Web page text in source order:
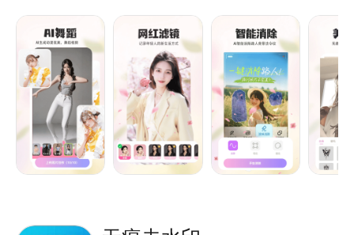
效果，让你体验魔法般P图趣味。
【一键漫画脸】
想要拥有同款漫画脸？卡通效果来帮你，数十款艺术效
果让你瞬间称为朋友圈里的焦点。
【一键秒同款】
复古拼贴背景、爆款贴纸、光圈、趣味场景…设计师精
心组合，海量模板让你一键秒变社交达人！创造有趣照
【一键时光机】